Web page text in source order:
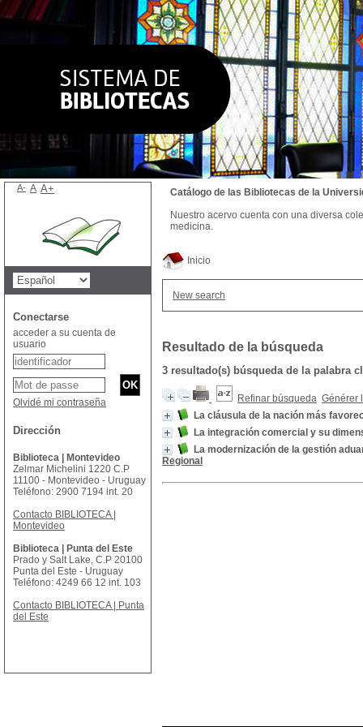
Inicio
New search
Resultado de la búsqueda
3 resultado(s) búsqueda de la palabra
Refinar búsqueda Générer
La cláusula de la nación más
La integración comercial y su
La modernización de la gestión
Regional
Catálogo de las Bibliotecas de la
Nuestro acervo cuenta con una diversa
medicina.
A- A A+
Conectarse
acceder a su cuenta de
usuario
Olvidé mi contraseña
Dirección
Biblioteca | Montevideo
Zelmar Michelini 1220 C.P
11100 - Montevideo - Uruguay
Teléfono: 2900 7194 int. 20
Contacto BIBLIOTECA |
Montevideo
Biblioteca | Punta del Este
Prado y Salt Lake, C.P 20100
Punta del Este - Uruguay
Teléfono: 4249 66 12 int. 103
Contacto BIBLIOTECA | Punta
del Este